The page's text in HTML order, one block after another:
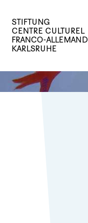
STIFTUNG
CENTRE CULTUREL
FRANCO-ALLEMAND
KARLSRUHE